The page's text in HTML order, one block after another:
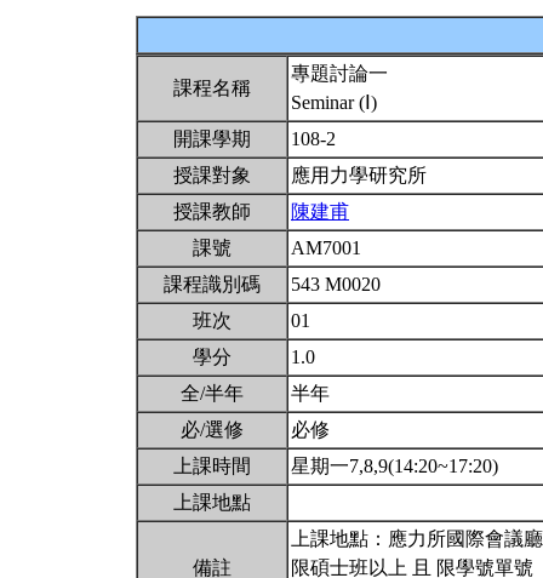
課程名稱
專題討論一
Seminar (Ⅰ)
開課學期
108-2
授課對象
應用力學研究所
授課教師
陳建甫
課號
AM7001
課程識別碼
543 M0020
班次
01
學分
1.0
全/半年
半年
必/選修
必修
上課時間
星期一7,8,9(14:20~17:20)
上課地點
備註
上課地點：應力所國際會議
限碩士班以上 且 限學號單號